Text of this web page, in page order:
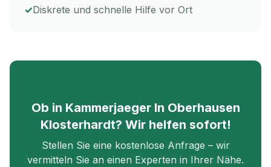
✓Diskrete und schnelle Hilfe vor Ort
Ob in Kammerjaeger In Oberhausen
Klosterhardt? Wir helfen sofort!
Stellen Sie eine kostenlose Anfrage – wir
vermitteln Sie an einen Experten in Ihrer Nähe.